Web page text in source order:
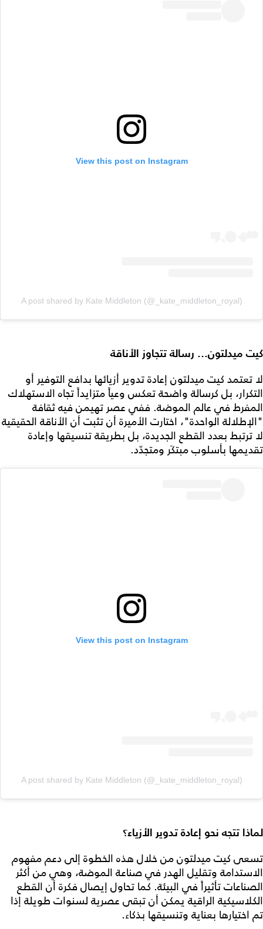
View this post on Instagram
A post shared by Kate Middleton (@_kate_middleton_royal)
كيت ميدلتون… رسالة تتجاوز الأناقة
لا تعتمد كيت ميدلتون إعادة تدوير أزيائها بدافع التوفير أو
التكرار، بل كرسالة واضحة تعكس وعياً متزايداً تجاه الاستهلاك
المفرط في عالم الموضة. ففي عصر تهيمن فيه ثقافة
"الإطلالة الواحدة"، اختارت الأميرة أن تثبت أن الأناقة الحقيقية
لا ترتبط بعدد القطع الجديدة، بل بطريقة تنسيقها وإعادة
تقديمها بأسلوب مبتكَر ومتجدّد.
View this post on Instagram
A post shared by Kate Middleton (@_kate_middleton_royal)
لماذا تتجه نحو إعادة تدوير الأزياء؟
تسعى كيت ميدلتون من خلال هذه الخطوة إلى دعم مفهوم
الاستدامة وتقليل الهدر في صناعة الموضة، وهي من أكثر
الصناعات تأثيراً في البيئة. كما تحاول إيصال فكرة أن القطع
الكلاسيكية الراقية يمكن أن تبقى عصرية لسنوات طويلة إذا
تم اختيارها بعناية وتنسيقها بذكاء.